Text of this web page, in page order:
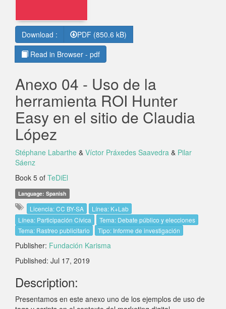
Download :
PDF (850.6 kB)
Read in Browser - pdf
Anexo 04 - Uso de la
herramienta ROI Hunter
Easy en el sitio de Claudia
López
Stéphane Labarthe & Víctor Práxedes Saavedra & Pilar
Sáenz
Book 5 of TeDiEl
Language: Spanish
Licencia: CC BY-SA
Línea: K+Lab
Línea: Participación Cívica
Tema: Debate público y elecciones
Tema: Rastreo publicitario
Tipo: Informe de investigación
Publisher: Fundación Karisma
Published: Jul 17, 2019
Description:
Presentamos en este anexo uno de los ejemplos de uso de